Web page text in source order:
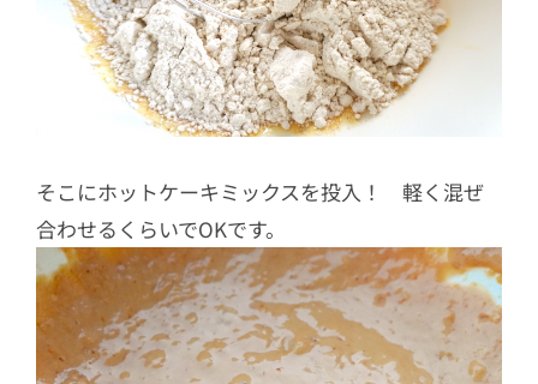
そこにホットケーキミックスを投入！ 軽く混ぜ
合わせるくらいでOKです。